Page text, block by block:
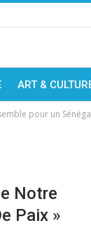
ART &
pour un
Notre
Paix »